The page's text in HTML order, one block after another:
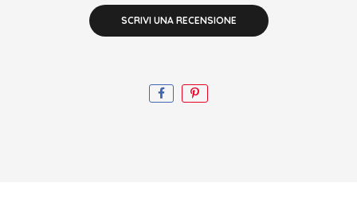
SCRIVI UNA RECENSIONE